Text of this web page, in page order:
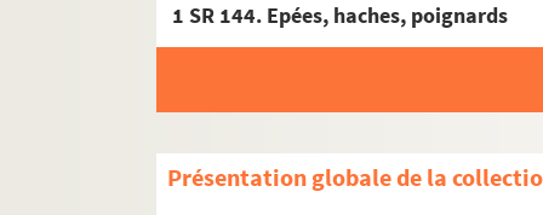
1 SR 144. Epées, haches, poignards
Présentation globale de la